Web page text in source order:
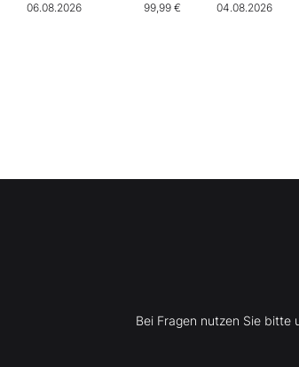
06.08.2026 99,99 € 04.08.2026
Bei Fragen nutzen Sie bitte